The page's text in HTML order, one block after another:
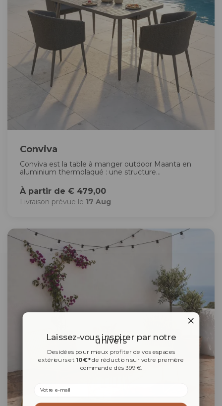
Conviva
Conviva est la table à manger outdoor Maanta en
aluminium thermolaqué : une structure...
À partir de € 479,00
Livraison prévue le 17 Aug
Laissez-vous inspirer par notre
univers
Des idées pour mieux profiter de vos espaces
extérieurs et10 €*de réduction sur votre première
commande dès 399 €.